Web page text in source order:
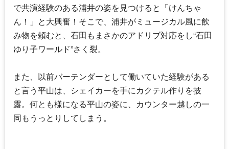
で共演経験のある浦井の姿を見つけると「けんちゃ
ん！」と大興奮！そこで、浦井がミュージカル風に飲
み物を頼むと、石田もまさかのアドリブ対応をし“石田
ゆり子ワールド”さく裂。
また、以前バーテンダーとして働いていた経験がある
と言う平山は、シェイカーを手にカクテル作りを披
露。何とも様になる平山の姿に、カウンター越しの一
同もうっとりしてしまう。